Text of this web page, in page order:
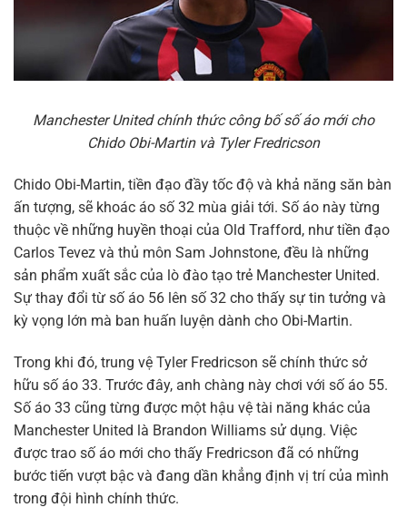
Manchester United chính thức công bố số áo mới cho
Chido Obi-Martin và Tyler Fredricson
Chido Obi-Martin, tiền đạo đầy tốc độ và khả năng săn bàn
ấn tượng, sẽ khoác áo số 32 mùa giải tới. Số áo này từng
thuộc về những huyền thoại của Old Trafford, như tiền đạo
Carlos Tevez và thủ môn Sam Johnstone, đều là những
sản phẩm xuất sắc của lò đào tạo trẻ Manchester United.
Sự thay đổi từ số áo 56 lên số 32 cho thấy sự tin tưởng và
kỳ vọng lớn mà ban huấn luyện dành cho Obi-Martin.
Trong khi đó, trung vệ Tyler Fredricson sẽ chính thức sở
hữu số áo 33. Trước đây, anh chàng này chơi với số áo 55.
Số áo 33 cũng từng được một hậu vệ tài năng khác của
Manchester United là Brandon Williams sử dụng. Việc
được trao số áo mới cho thấy Fredricson đã có những
bước tiến vượt bậc và đang dần khẳng định vị trí của mình
trong đội hình chính thức.